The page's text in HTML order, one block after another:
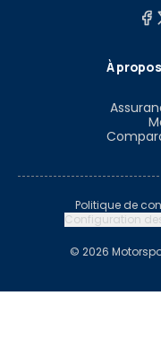
À propos
Politique de
Configuration
© 2026